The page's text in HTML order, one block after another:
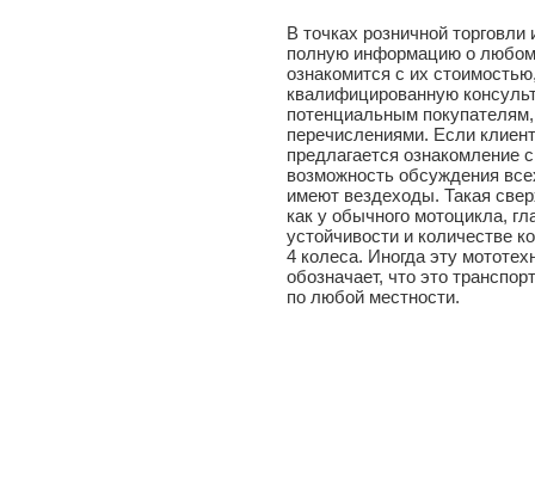
В точках розничной
полную информацию о любом
ознакомится с их
квалифицированную
потенциальным
перечислениями. Если
предлагается ознакомление
возможность обсуждения
имеют вездеходы. Такая
как у обычного мотоцикла,
устойчивости и количестве
4 колеса. Иногда эту
обозначает, что это
по любой местности.